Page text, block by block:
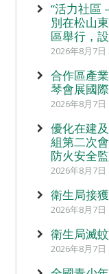
“活力社區
別在松山
區舉行，
2026年8月7日
合作區產
琴會展國
2026年8月7日
優化在建
組第二次
防火安全
2026年8月7日
衛生局接
2026年8月7日
衛生局滅
2026年8月7日